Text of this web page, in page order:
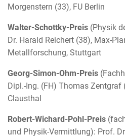
Morgenstern (33), FU Berlin
Walter-Schottky-Preis (Physik
Dr. Harald Reichert (38), Max-
Metallforschung, Stuttgart
Georg-Simon-Ohm-Preis
Dipl.-Ing. (FH) Thomas Zentgraf
Clausthal
Robert-Wichard-Pohl-Preis
und Physik-Vermittlung): Prof.